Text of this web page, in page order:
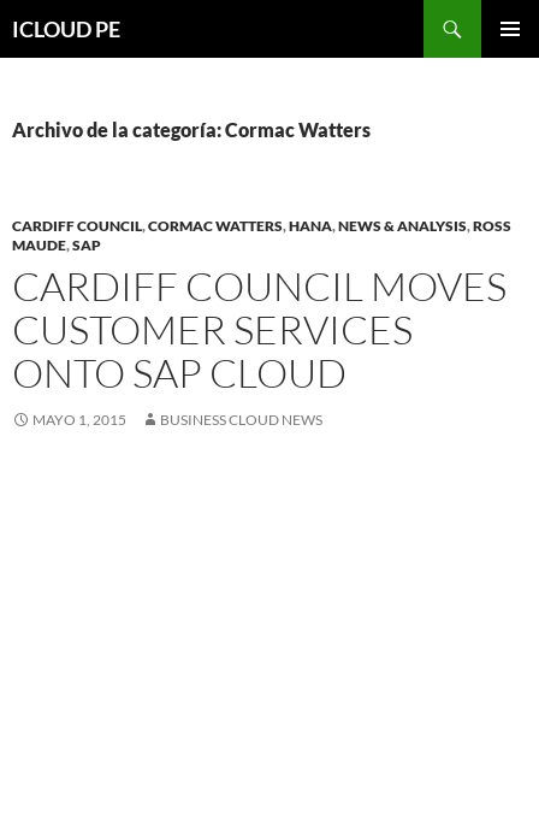
hacia
ICLOUD PE
Archivo de la categoría: Cormac Watters
CARDIFF COUNCIL,CORMAC WATTERS,HANA,NEWS & ANALYSIS,ROSS
MAUDE,SAP
CARDIFF COUNCIL MOVES
CUSTOMER SERVICES
ONTO SAP CLOUD
MAYO 1, 2015 BUSINESS CLOUD NEWS